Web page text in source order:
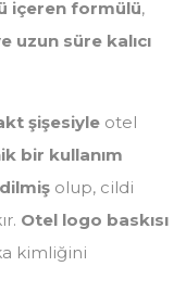
içeren formülü,
uzun süre kalıcı
şişesiyle otel
bir kullanım
olup, cildi
Otel logo baskısı
kimliğini